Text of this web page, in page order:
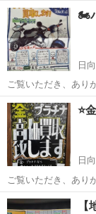
す。 ＼ LINEでかんたん査定 ／ ☆LINEでかんたん査定とは… お客
様が店舗へ来店され
です！ 【 LIN...
宮崎 宮崎市
🏍
日
ご覧いただき、あ
住吉店です。 当店では、バイクの買取査定を承っております！ ・バイ
クは持っているけど
けど、愛車がいくら
宮崎 宮崎市
⭐️
日
ご覧いただき、ありがとうございま
の買取も致します。
レスレット等のアクセ
宮崎 宮崎市